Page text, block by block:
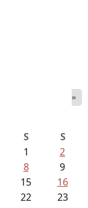
»
S
S
1
2
8
9
15
16
22
23